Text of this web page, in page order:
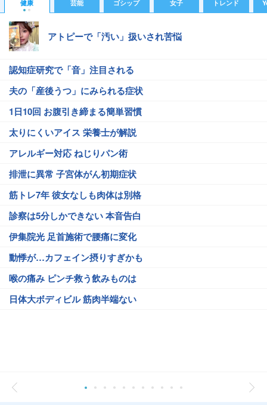
健康 芸能 ゴシップ 女子 トレンド
アトピーで「汚い」扱いされ苦悩
認知症研究で「音」注目される
夫の「産後うつ」にみられる症状
1日10回 お腹引き締まる簡単習慣
太りにくいアイス 栄養士が解説
アレルギー対応 ねじりパン術
排泄に異常 子宮体がん初期症状
筋トレ7年 彼女なしも肉体は別格
診察は5分しかできない 本音告白
伊集院光 足首施術で腰痛に変化
動悸が…カフェイン摂りすぎかも
喉の痛み ピンチ救う飲みものは
日体大ボディビル 筋肉半端ない